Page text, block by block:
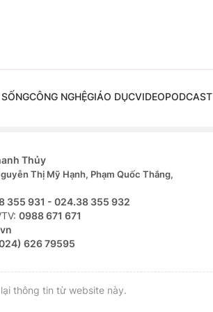
CÔNG NGHỆGIÁO DỤCVIDEOPODCAST
Thủy
Thị Mỹ Hạnh, Phạm Quốc Thắng,
355 931 - 024.38 355 932
0988 671 671
626 79595
thông tin từ website này.